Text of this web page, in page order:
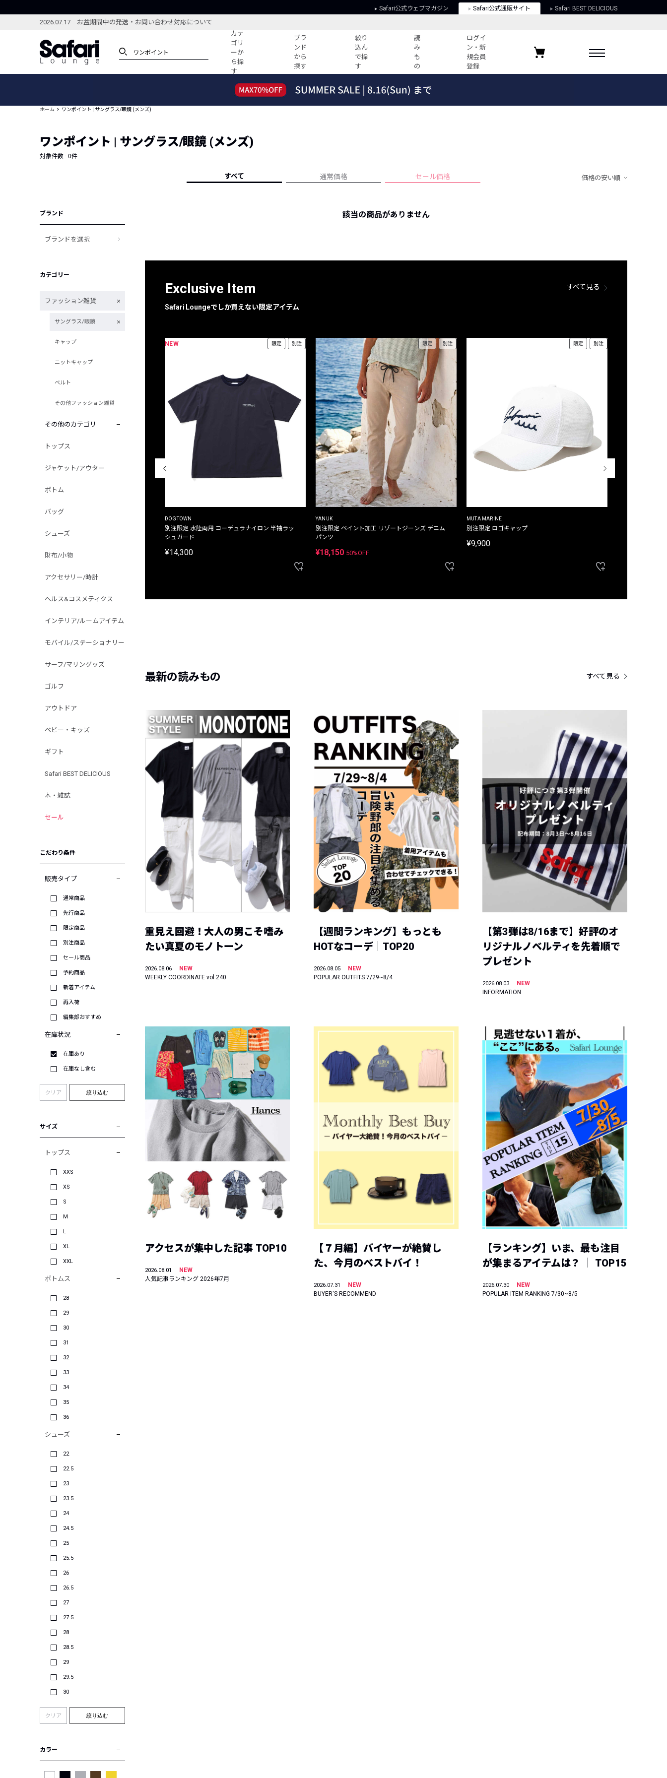
Safari公式ウェブマガジン Safari公式通販サイト Safari BEST DELICIOUS
2026.07.17 お盆期間中の発送・お問い合わせ対応について
カテ
ゴリ
ーか
ら探
す
ブラ
ンド
から
探す
絞り
込ん
で探
す
読
み
も
の
ログイ
ン・新
規会員
登録
ブランドから探す
新着アイテム
編集部のおすすめアイテム
コーディネート
すべての記事
人気記事ランキング
フォーカスブランド
プライバシーポリシー
お気に入りブランド
ホーム ワンポイント | サングラス/眼鏡 (メンズ)
ワンポイント | サングラス/眼鏡 (メンズ)
対象件数 : 0件
すべて 通常価格 セール価格 価格の安い順
ブランド
ブランドを選択
カテゴリー
ファッション雑貨
サングラス/眼鏡
キャップ
ニットキャップ
ベルト
その他ファッション雑貨
その他のカテゴリ
トップス
ジャケット/アウター
ボトム
バッグ
シューズ
財布/小物
アクセサリー/時計
ヘルス&コスメティクス
インテリア/ルームアイテム
モバイル/ステーショナリー
サーフ/マリングッズ
ゴルフ
アウトドア
ベビー・キッズ
ギフト
Safari BEST DELICIOUS
本・雑誌
セール
こだわり条件
販売タイプ
通常商品
先行商品
限定商品
別注商品
セール商品
予約商品
新着アイテム
再入荷
編集部おすすめ
在庫状況
在庫あり
在庫なし含む
クリア 絞り込む
サイズ
トップス
XXS
XS
S
M
L
XL
XXL
ボトムス
28
29
30
31
32
33
34
35
36
シューズ
22
22.5
23
23.5
24
24.5
25
25.5
26
26.5
27
27.5
28
28.5
29
29.5
30
クリア 絞り込む
カラー
該当の商品がありません
Exclusive Item
Safari Loungeでしか買えない限定アイテム
すべて見る
プリントTシャツ
NEW 限定 別注
DOGTOWN
別注限定 水陸両用 コーデュラナイロン 半袖ラッ
シュガード
¥14,300
限定 別注
YANUK
別注限定 ペイント加工 リゾートジーンズ デニム
パンツ
¥18,150 50%OFF
限定 別注
MUTA MARINE
別注限定 ロゴキャップ
¥9,900
最新の読みもの すべて見る
重見え回避！大人の男こそ嗜み
たい真夏のモノトーン
2026.08.06
NEW
WEEKLY COORDINATE vol.240
【週間ランキング】もっとも
HOTなコーデ｜TOP20
2026.08.05
NEW
POPULAR OUTFITS 7/29~8/4
【第3弾は8/16まで】好評のオ
リジナルノベルティを先着順で
プレゼント
2026.08.03
NEW
INFORMATION
アクセスが集中した記事 TOP10
2026.08.01
NEW
人気記事ランキング 2026年7月
【７月編】バイヤーが絶賛し
た、今月のベストバイ！
2026.07.31
NEW
BUYER'S RECOMMEND
【ランキング】いま、最も注目
が集まるアイテムは？ ｜ TOP15
2026.07.30
NEW
POPULAR ITEM RANKING 7/30~8/5